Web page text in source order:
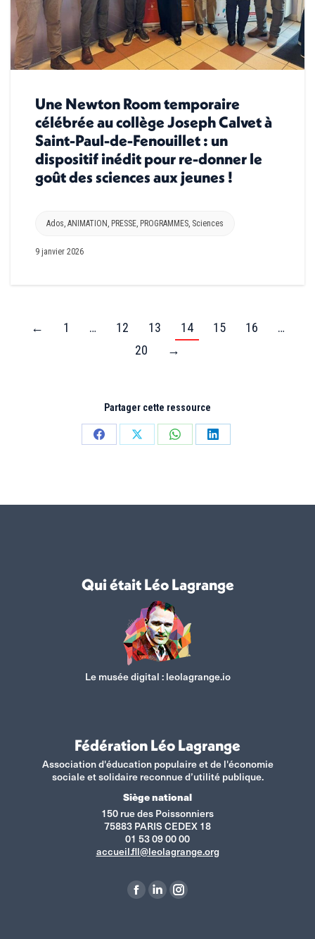
Une Newton Room temporaire
célébrée au collège Joseph Calvet à
Saint-Paul-de-Fenouillet : un
dispositif inédit pour re-donner le
goût des sciences aux jeunes !
Ados ANIMATION PRESSE PROGRAMMES Sciences
9 janvier 2026
← 1 … 12 13 14 15 16
…
20
→
Partager cette ressource
PartagerPartagerPartagerPartager
Qui était Léo Lagrange
Le musée digital : leolagrange.io
Fédération Léo Lagrange
Association d'éducation populaire et de l'économie
sociale et solidaire reconnue d’utilité publique.
Siège national
150 rue des Poissonniers
75883 PARIS CEDEX 18
01 53 09 00 00
accueil.fll@leolagrange.org
La
La
La